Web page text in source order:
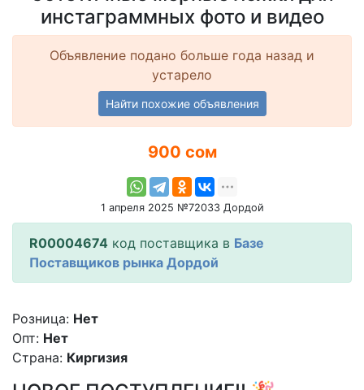
инстаграммных фото и видео
Объявление подано больше года назад и
устарело
Найти похожие объявления
900 сом
1 апреля 2025 №72033 Дордой
R00004674 код поставщика в Базе
Поставщиков рынка Дордой
Розница: Нет
Опт: Нет
Страна: Киргизия